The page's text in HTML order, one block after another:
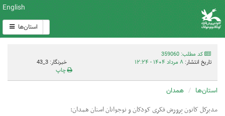
English
استان‌ها
کد مطلب: 359060
تاریخ انتشار: ۸ مرداد ۱۴۰۴ - ۱۲:۲۴
خبرنگار: 3_43
چاپ
استان‌ها همدان
مدیرکل کانون پرورش فکری کودکان و نوجوانان استان همدان: